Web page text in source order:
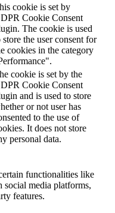
cookie is set by
Cookie Consent
The cookie is used
store the user consent for
cookies in the category
cookie is set by the
Cookie Consent
and is used to store
or not user has
to the use of
It does not store
personal data.
functionalities like
social media platforms,
features.